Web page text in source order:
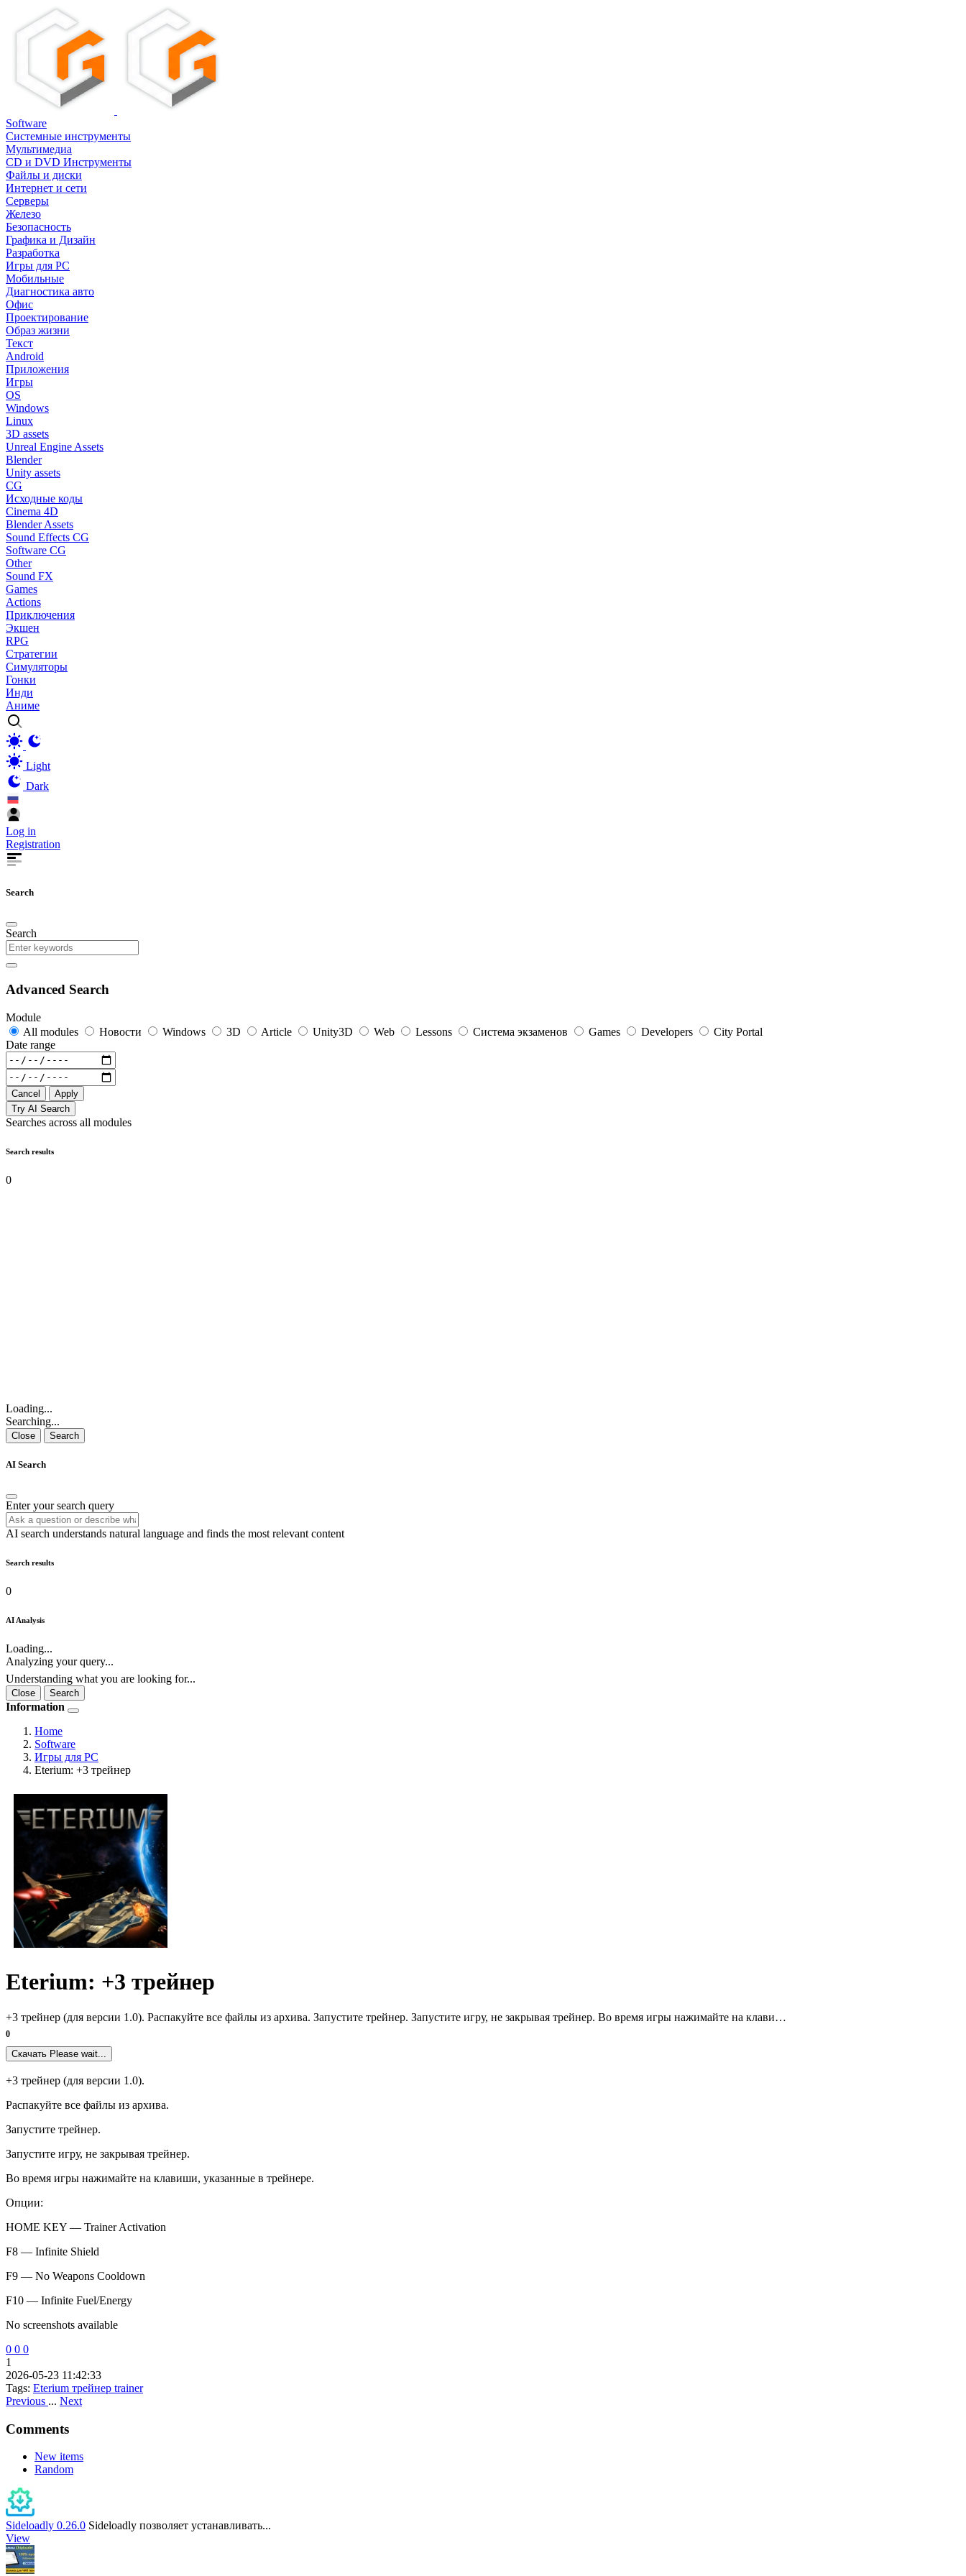
Software
Системные инструменты
Мультимедиа
CD и DVD Инструменты
Файлы и диски
Интернет и сети
Серверы
Железо
Безопасность
Графика и Дизайн
Разработка
Игры для PC
Мобильные
Диагностика авто
Офис
Проектирование
Образ жизни
Текст
Android
Приложения
Игры
OS
Windows
Linux
3D assets
Unreal Engine Assets
Blender
Unity assets
CG
Исходные коды
Cinema 4D
Blender Assets
Sound Effects CG
Software CG
Other
Sound FX
Games
Actions
Приключения
Экшен
RPG
Стратегии
Симуляторы
Гонки
Инди
Аниме
Light
Dark
Log in
Registration
Search
Search
Advanced Search
Module
All modules
Новости Windows 3D Article Unity3D Web Lessons Система экзаменов Games Developers
City Portal
Date range
Cancel
Apply
Try AI Search
Searches across all modules
Search results
0
Loading...
Searching...
Close Search
AI Search
Enter your search query
AI search understands natural language and finds the most relevant content
Search results
0
AI Analysis
Loading...
Analyzing your query...
Understanding what you are looking for...
Close Search
Information
Home
Software
Игры для PC
Eterium: +3 трейнер
Eterium: +3 трейнер
+3 трейнер (для версии 1.0). Распакуйте все файлы из архива. Запустите трейнер. Запустите игру, не закрывая трейнер. Во время игры нажимайте на клави…
0
Скачать Please wait...
+3 трейнер (для версии 1.0).
Распакуйте все файлы из архива.
Запустите трейнер.
Запустите игру, не закрывая трейнер.
Во время игры нажимайте на клавиши, указанные в трейнере.
Опции:
HOME KEY — Trainer Activation
F8 — Infinite Shield
F9 — No Weapons Cooldown
F10 — Infinite Fuel/Energy
No screenshots available
0 0 0
1
2026-05-23 11:42:33
Tags: Eterium трейнер trainer
Previous ... Next
Comments
New items
Random
Sideloadly 0.26.0 Sideloadly позволяет устанавливать...
View